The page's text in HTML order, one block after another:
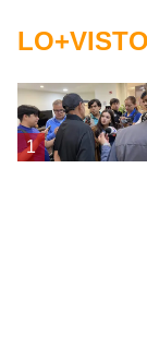
LO+VISTO
1